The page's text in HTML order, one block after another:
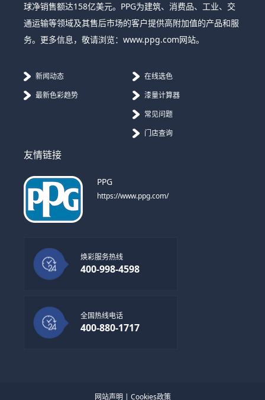
球净销售额达158亿美元。PPG为建筑、消费品、工业、交
通运输等领域及其售后市场的客户提供高附加值的产品和服
务。更多信息，敬请浏览：www.ppg.com网站。
新闻动态
最新色彩趋势
在线选色
漆量计算器
常见问题
门店查询
友情链接
PPG
https://www.ppg.com/
焕彩服务热线
400-998-4598
全国热线电话
400-880-1717
网站声明| Cookies政策